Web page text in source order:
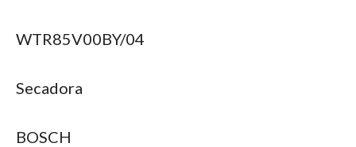
WTR85V00BY/04
Secadora
BOSCH